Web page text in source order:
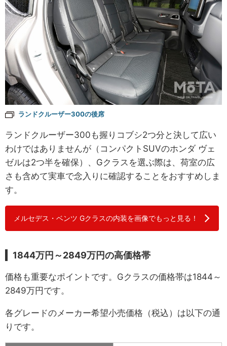
ランドクルーザー300の後席
ランドクルーザー300も握りコブシ2つ分と決して広い
わけではありませんが（コンパクトSUVのホンダ ヴェ
ゼルは2つ半を確保）、Gクラスを選ぶ際は、荷室の広
さも含めて実車で念入りに確認することをおすすめしま
す。
メルセデス・ベンツ Gクラスの内装を画像でもっと見る！
1844万円～2849万円の高価格帯
価格も重要なポイントです。Gクラスの価格帯は1844～
2849万円です。
各グレードのメーカー希望小売価格（税込）は以下の通
りです。